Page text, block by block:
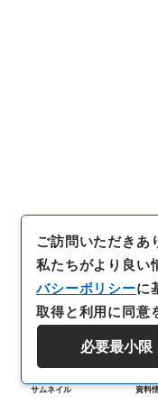
サムネイル 資料
ご訪問いただきあ
私たちがより良い
バシーポリシーに
取得と利用に同意
必要最小限